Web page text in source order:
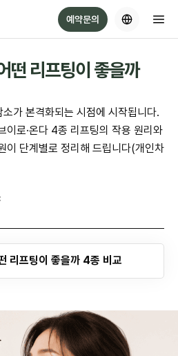
예약문의
떤 리프팅이 좋을까
가 본격화되는 시점에 시작됩니다.
이로·온다 4종 리프팅의 작용 원리와
이 단계별로 정리해 드립니다(개인차
리프팅이 좋을까 4종 비교